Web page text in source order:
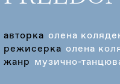
авторка олена
режисерка олена
жанр
музично-